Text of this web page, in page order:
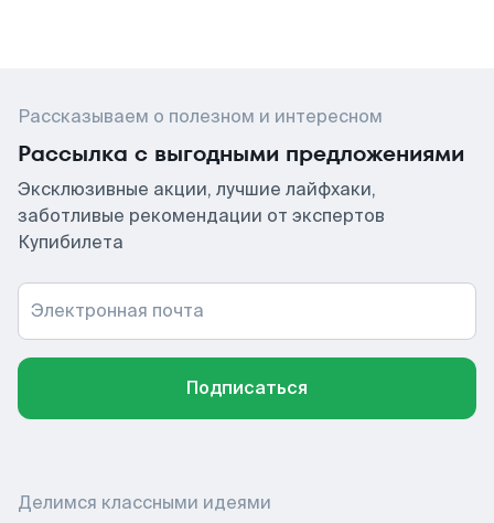
Рассказываем о полезном и интересном
Рассылка с выгодными предложениями
Эксклюзивные акции, лучшие лайфхаки,
заботливые рекомендации от экспертов
Купибилета
Электронная почта
Подписаться
Делимся классными идеями